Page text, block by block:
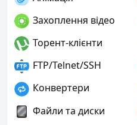
Захоплення відео
Торент-клієнти
FTP/Telnet/SSH
Конвертери
Файли та диски